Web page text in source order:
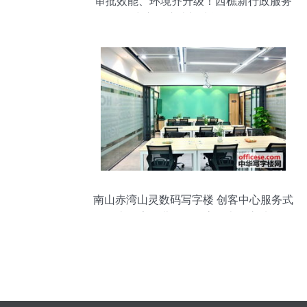
南山赤湾山灵数码写字楼 创客中心服务式